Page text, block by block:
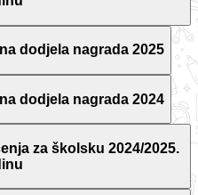
dodjela nagrada 2025
dodjela nagrada 2024
za školsku 2024/2025.